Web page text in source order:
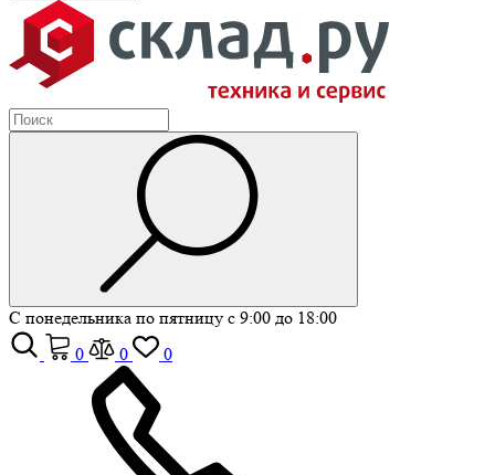
С понедельника по пятницу с 9:00 до 18:00
0
0 0